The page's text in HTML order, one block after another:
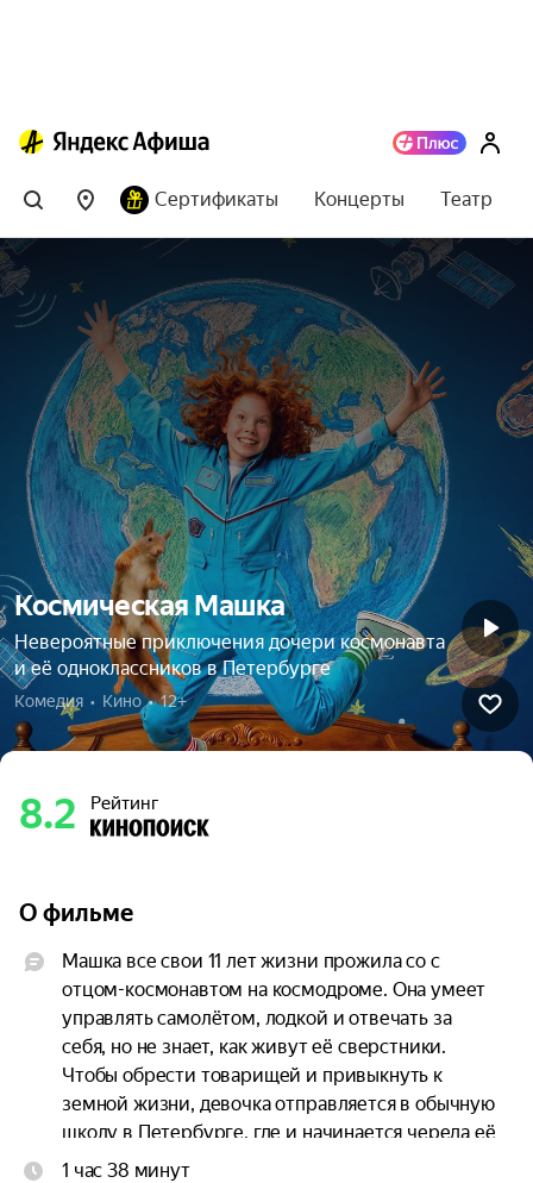
Сертификаты Концерты Театр
Космическая Машка
Невероятные приключения дочери космонавта
и её одноклассников в Петербурге
Комедия  •  Кино  •  12+
8.2 Рейтинг
О фильме
Машка все свои 11 лет жизни прожила со с
отцом-космонавтом на космодроме. Она умеет
управлять самолётом, лодкой и отвечать за
себя, но не знает, как живут её сверстники.
Чтобы обрести товарищей и привыкнуть к
земной жизни, девочка отправляется в обычную
школу в Петербурге, где и начинается череда её
невероятных приключений.
1 час 38 минут